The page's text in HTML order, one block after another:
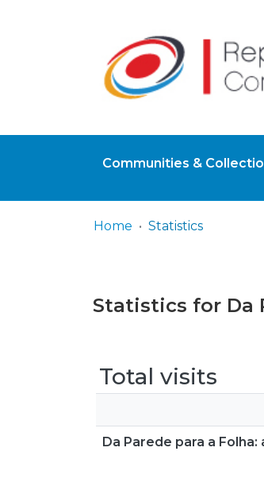
Communities &
Home Statistics
Statistics for Da
Total visits
Da Parede para a